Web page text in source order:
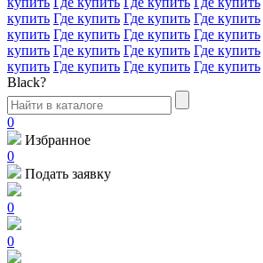
купить Где купить Где купить Где купить
купить Где купить Где купить Где купить
купить Где купить Где купить Где купить
купить Где купить Где купить Где купить
Black?
0
Избранное
0
Подать заявку
0
0